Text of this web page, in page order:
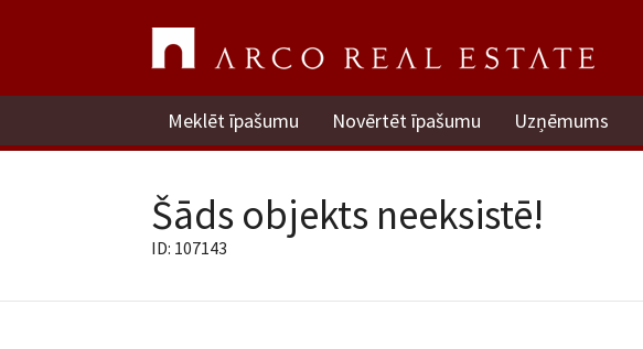
Meklēt īpašumu Novērtēt īpašumu Uzņēmums
Šāds objekts neeksistē!
ID: 107143